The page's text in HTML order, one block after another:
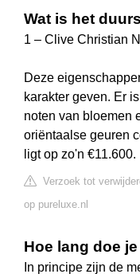
Wat is het
1 – Clive Christian
Deze
karakter geven. Er
noten van bloemen
oriëntaalse geuren
ligt op zo'n €11.600.
Verzoek tot
op pureluxe.nl
Hoe lang doe
In principe zijn de